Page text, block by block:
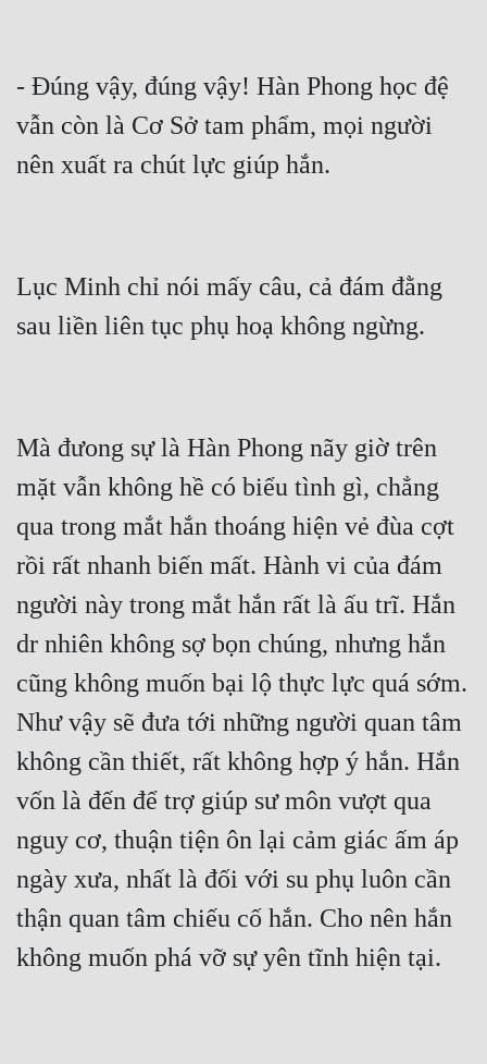
- Đúng vậy, đúng vậy! Hàn Phong học đệ
vẫn còn là Cơ Sở tam phẩm, mọi người
nên xuất ra chút lực giúp hắn.
Lục Minh chỉ nói mấy câu, cả đám đằng
sau liền liên tục phụ hoạ không ngừng.
Mà đưong sự là Hàn Phong nãy giờ trên
mặt vẫn không hề có biểu tình gì, chẳng
qua trong mắt hắn thoáng hiện vẻ đùa cợt
rồi rất nhanh biến mất. Hành vi của đám
người này trong mắt hắn rất là ấu trĩ. Hắn
dr nhiên không sợ bọn chúng, nhưng hắn
cũng không muốn bại lộ thực lực quá sớm.
Như vậy sẽ đưa tới những người quan tâm
không cần thiết, rất không hợp ý hắn. Hắn
vốn là đến để trợ giúp sư môn vượt qua
nguy cơ, thuận tiện ôn lại cảm giác ấm áp
ngày xưa, nhất là đối với su phụ luôn cần
thận quan tâm chiếu cố hắn. Cho nên hắn
không muốn phá vỡ sự yên tĩnh hiện tại.